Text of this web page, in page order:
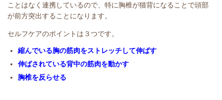
ことはなく連携しているので、特に胸椎が猫背になることで頭部
が前方突出することになります。
セルフケアのポイントは３つです。
縮んでいる胸の筋肉をストレッチして伸ばす
伸ばされている背中の筋肉を動かす
胸椎を反らせる